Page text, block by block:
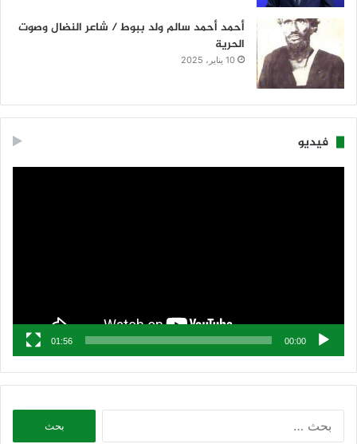
أحمد أحمد سالم ولد ببوط / شاعر النضال وصوت
الحرية
10 يناير، 2025
فيديو
00:00
01:56